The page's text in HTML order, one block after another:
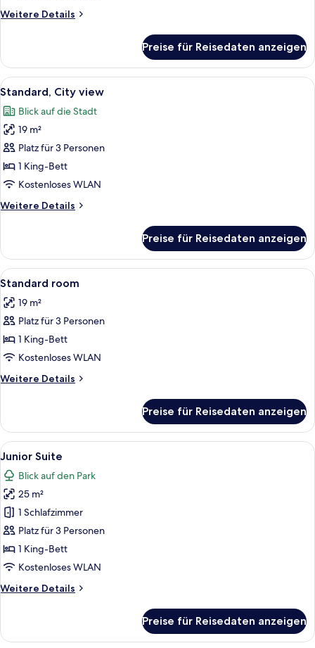
Weitere Details
Weitere
Mountain
view
Preise für Reisedaten anzeigen
Alle
Fotos
für
Standard,
City
view
anzeigen
Ein Hotelzimmer mit einem großen
5
Standard, City view
Blick auf die Stadt
19 m²
Platz für 3 Personen
1 King-Bett
Kostenloses WLAN
Weitere Details
Weitere
City
view
Preise für Reisedaten anzeigen
Alle
Fotos
für
Standard
room
anzeigen
Ein Hotelzimmer mit einem großen
5
Standard room
19 m²
Platz für 3 Personen
1 King-Bett
Kostenloses WLAN
Weitere Details
Weitere
room
Preise für Reisedaten anzeigen
Alle
Fotos
für
Junior
Suite
anzeigen
Ein modernes Hotelzimmer mit
9
Junior Suite
Blick auf den Park
25 m²
1 Schlafzimmer
Platz für 3 Personen
1 King-Bett
Kostenloses WLAN
Weitere Details
Weitere
Suite
Preise für Reisedaten anzeigen